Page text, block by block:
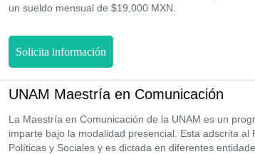
un sueldo mensual de $19,000 MXN.
Solicita información
UNAM Maestría en Comunicación
La Maestría en Comunicación de la UNAM es un
imparte bajo la modalidad presencial. Esta adscrita
Políticas y Sociales y es dictada en diferentes